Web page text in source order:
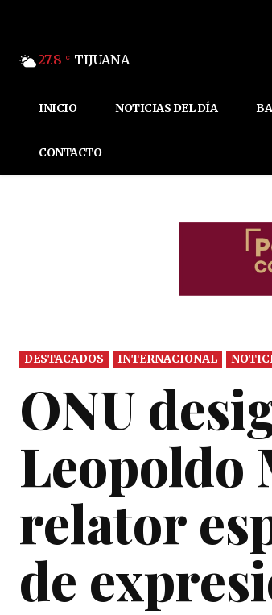
27.8 C TIJUANA
INICIO NOTICIAS DEL DÍA
CONTACTO
DESTACADOS INTERNACIONAL
ONU
Leopoldo
relator
de